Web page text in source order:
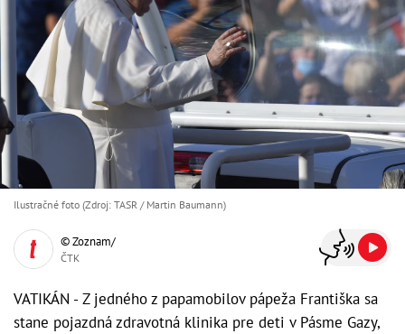
Ilustračné foto (Zdroj: TASR / Martin Baumann)
© Zoznam/
ČTK
VATIKÁN - Z jedného z papamobilov pápeža Františka sa
stane pojazdná zdravotná klinika pre deti v Pásme Gazy,